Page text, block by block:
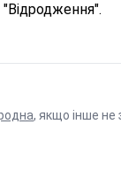
, якщо інше не